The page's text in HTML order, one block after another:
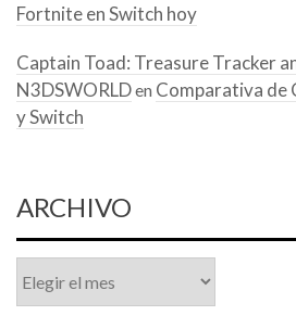
Fortnite en Switch hoy
Captain Toad: Treasure Tracker
N3DSWORLDen Comparativa de
y Switch
ARCHIVO